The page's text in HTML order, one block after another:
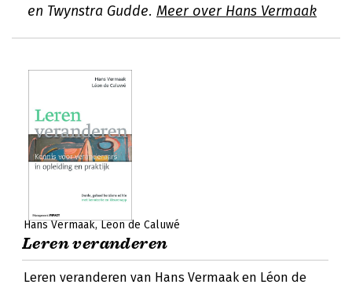
en Twynstra Gudde. Meer over Hans Vermaak
Hans Vermaak Léon de Caluwé
Leren veranderen
Leren veranderen van Hans Vermaak en Léon de